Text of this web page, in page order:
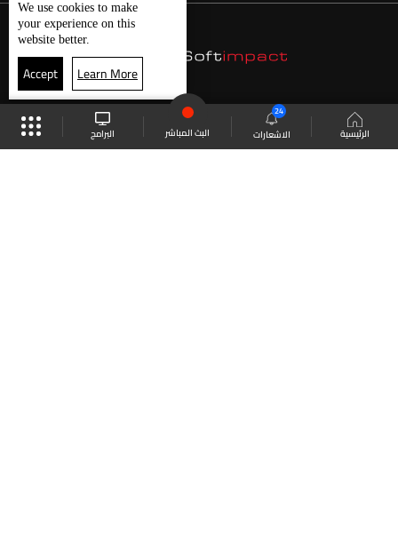
الرئيسية الاشعارات
24
البث المباشر البرامج
We use cookies to make
your experience on this
website better.
Accept Learn More
موقع البرامج الجدول البث المباشر